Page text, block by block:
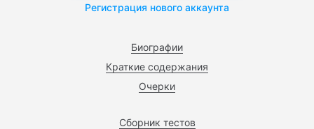
Биографии
Краткие содержания
Очерки
Сборник тестов
Регистрация нового аккаунта